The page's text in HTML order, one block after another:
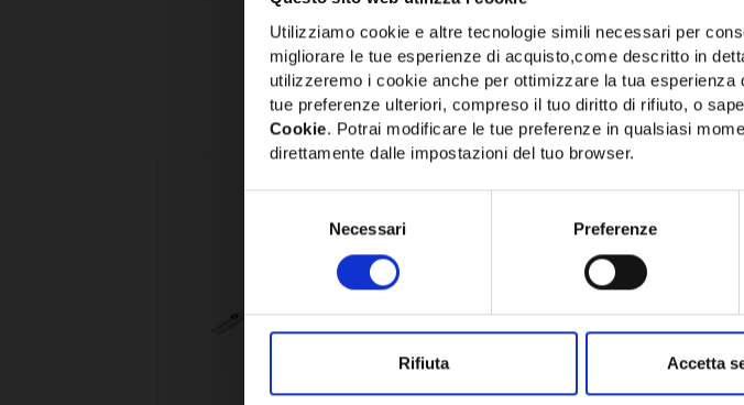
Utilizziamo cookie e altre tecnologie simili necessari per
migliorare le tue esperienze di acquisto,come descritto in
utilizzeremo i cookie anche per ottimizzare la tua
tue preferenze ulteriori, compreso il tuo diritto di rifiuto, o
Cookie. Potrai modificare le tue preferenze in qualsiasi
direttamente dalle impostazioni del tuo browser.
Necessari Preferenze
Rifiuta Accetta
Potrebbe